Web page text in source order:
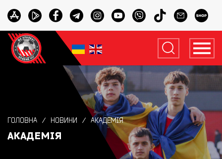
ГОЛОВНА НОВИНИ АКАДЕМІЯ
АКАДЕМІЯ